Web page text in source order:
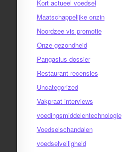
Kort actueel voedsel
Maatschappelijke onzin
Noordzee vis promotie
Onze gezondheid
Pangasius dossier
Restaurant recensies
Uncategorized
Vakpraat interviews
voedingsmiddelentechnologie
Voedselschandalen
voedselveiligheid